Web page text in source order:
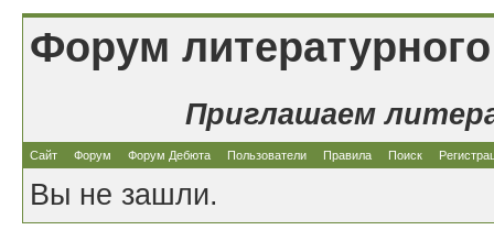
Форум
Приглашаем
Сайт Форум Форум Дебюта Пользователи Правила Поиск
Вы не зашли.